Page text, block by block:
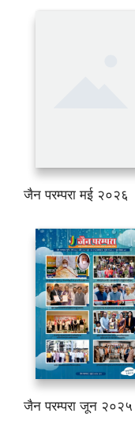
जैन परम्परा मई २०२६
जैन परम्परा जून २०२५